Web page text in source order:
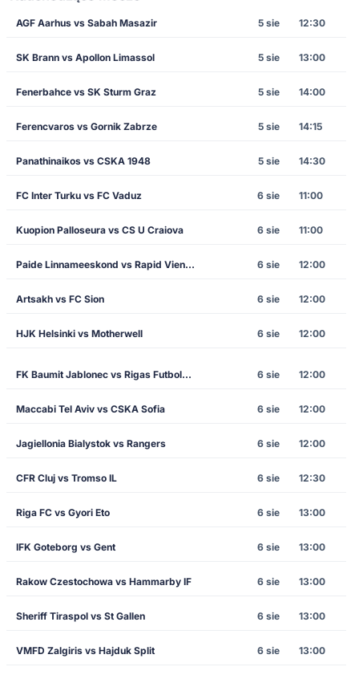
AGF Aarhus vs Sabah Masazir 5 sie 12:30
SK Brann vs Apollon Limassol 5 sie 13:00
Fenerbahce vs SK Sturm Graz 5 sie 14:00
Ferencvaros vs Gornik Zabrze 5 sie 14:15
Panathinaikos vs CSKA 1948 5 sie 14:30
FC Inter Turku vs FC Vaduz 6 sie 11:00
Kuopion Palloseura vs CS U Craiova 6 sie 11:00
Paide Linnameeskond vs Rapid Vienna 6 sie 12:00
Artsakh vs FC Sion 6 sie 12:00
HJK Helsinki vs Motherwell 6 sie 12:00
FK Baumit Jablonec vs Rigas Futbola Skola 6 sie 12:00
Maccabi Tel Aviv vs CSKA Sofia 6 sie 12:00
Jagiellonia Bialystok vs Rangers 6 sie 12:00
CFR Cluj vs Tromso IL 6 sie 12:30
Riga FC vs Gyori Eto 6 sie 13:00
IFK Goteborg vs Gent 6 sie 13:00
Rakow Czestochowa vs Hammarby IF 6 sie 13:00
Sheriff Tiraspol vs St Gallen 6 sie 13:00
VMFD Zalgiris vs Hajduk Split 6 sie 13:00